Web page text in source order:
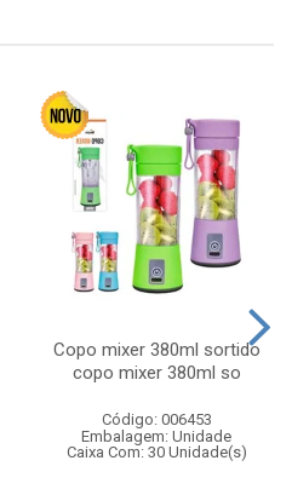
Copo mixer 380ml sortido
copo mixer 380ml so
Código: 006453
Embalagem: Unidade
Caixa Com: 30 Unidade(s)